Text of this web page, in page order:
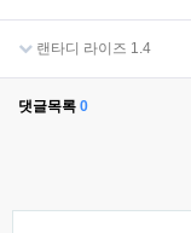
랜타디 라이즈 1.4
댓글목록 0